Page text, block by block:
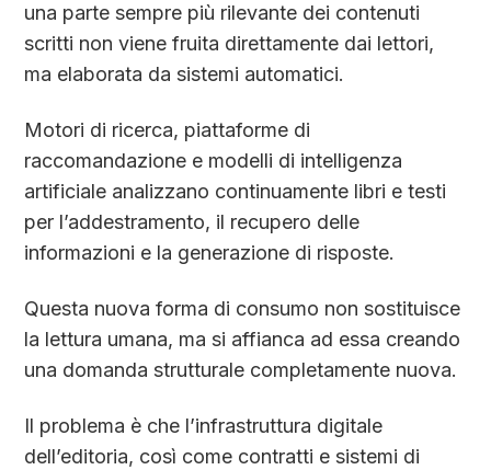
una parte sempre più rilevante dei contenuti
scritti non viene fruita direttamente dai lettori,
ma elaborata da sistemi automatici.
Motori di ricerca, piattaforme di
raccomandazione e modelli di intelligenza
artificiale analizzano continuamente libri e testi
per l’addestramento, il recupero delle
informazioni e la generazione di risposte.
Questa nuova forma di consumo non sostituisce
la lettura umana, ma si affianca ad essa creando
una domanda strutturale completamente nuova.
Il problema è che l’infrastruttura digitale
dell’editoria, così come contratti e sistemi di